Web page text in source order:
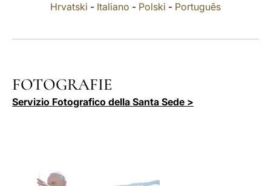
Hrvatski - Italiano - Polski - Português
FOTOGRAFIE
Servizio Fotografico della Santa Sede >